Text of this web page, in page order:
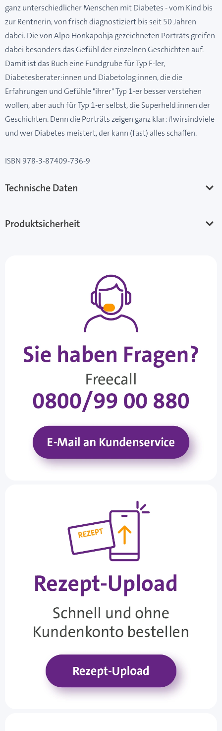
ganz unterschiedlicher Menschen mit Diabetes - vom Kind bis
zur Rentnerin, von frisch diagnostiziert bis seit 50 Jahren
dabei. Die von Alpo Honkapohja gezeichneten Porträts greifen
dabei besonders das Gefühl der einzelnen Geschichten auf.
Damit ist das Buch eine Fundgrube für Typ F-ler,
Diabetesberater:innen und Diabetolog:innen, die die
Erfahrungen und Gefühle "ihrer" Typ 1-er besser verstehen
wollen, aber auch für Typ 1-er selbst, die Superheld:innen der
Geschichten. Denn die Porträts zeigen ganz klar: #wirsindviele
und wer Diabetes meistert, der kann (fast) alles schaffen.
ISBN 978-3-87409-736-9
Technische Daten
Produktsicherheit